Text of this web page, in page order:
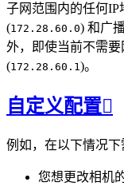
子网范围内的任何
(172.28.60.0) 和广
外，即使当前不需
(172.28.60.1 )。
自定义配置
例如，在以下情况下
您想更改相机